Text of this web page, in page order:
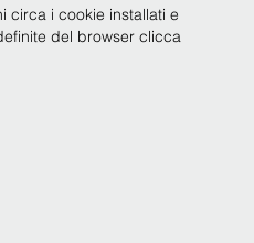
circa i cookie installati e
del browser clicca